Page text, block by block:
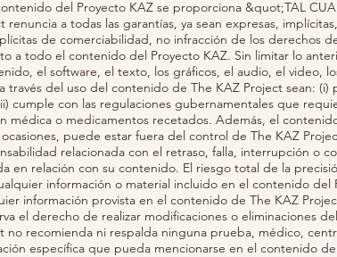
del Proyecto KAZ se proporciona &quot;TAL
renuncia a todas las garantías, ya sean expresas,
de comerciabilidad, no infracción de los derechos
a todo el contenido del Proyecto KAZ. Sin limitar lo
el software, el texto, los gráficos, el audio, el video,
través del uso del contenido de The KAZ Project sean: (i)
cumple con las regulaciones gubernamentales que
médica o medicamentos recetados. Además, el
puede estar fuera del control de The KAZ
relacionada con el retraso, falla, interrupción o
en relación con su contenido. El riesgo total de la
información o material incluido en el contenido del
información provista en el contenido de The KAZ
el derecho de realizar modificaciones o eliminaciones
no recomienda ni respalda ninguna prueba, médico,
específica que pueda mencionarse en el contenido